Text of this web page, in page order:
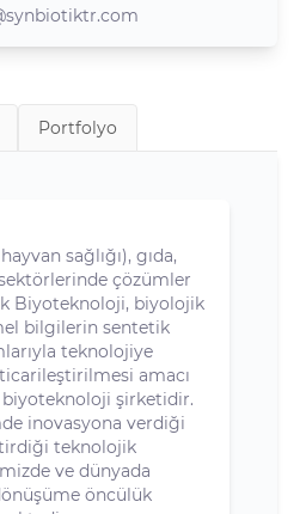
Portfolyo
sağlığı), gıda,
çözümler
Biyoteknoloji, biyolojik
bilgilerin sentetik
teknolojiye
amacı
şirketidir.
inovasyona verdiği
teknolojik
ve dünyada
öncülük